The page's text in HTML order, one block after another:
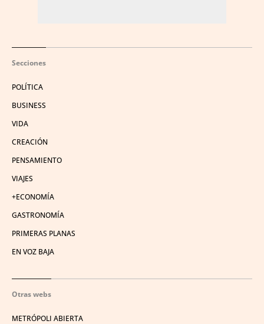
Secciones
POLÍTICA
BUSINESS
VIDA
CREACIÓN
PENSAMIENTO
VIAJES
+ECONOMÍA
GASTRONOMÍA
PRIMERAS PLANAS
EN VOZ BAJA
Otras webs
METRÓPOLI ABIERTA